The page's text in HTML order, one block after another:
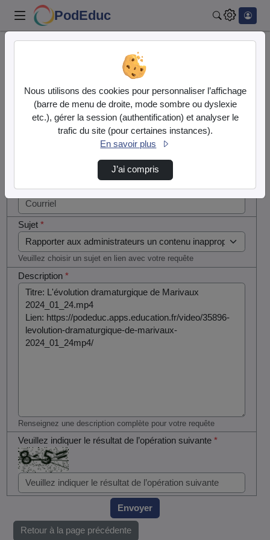
PodEduc
Contactez nous
Votre message
Courriel*
Sujet*
Veuillez choisir un sujet en lien avec votre requête
Description*
Renseignez une description complète pour votre requête
Veuillez indiquer le résultat de l’opération suivante*
si vous
êtes un
humain en
Envoyer
Retour à la page précédente
Nous utilisons des cookies pour personnaliser l’affichage
(barre de menu de droite, mode sombre ou dyslexie
etc.), gérer la session (authentification) et analyser le
trafic du site (pour certaines instances).
En savoir plus
J’ai compris